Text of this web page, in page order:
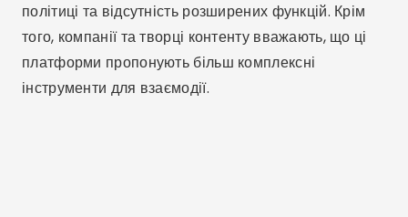
політиці та відсутність розширених функцій. Крім
того, компанії та творці контенту вважають, що ці
платформи пропонують більш комплексні
інструменти для взаємодії.